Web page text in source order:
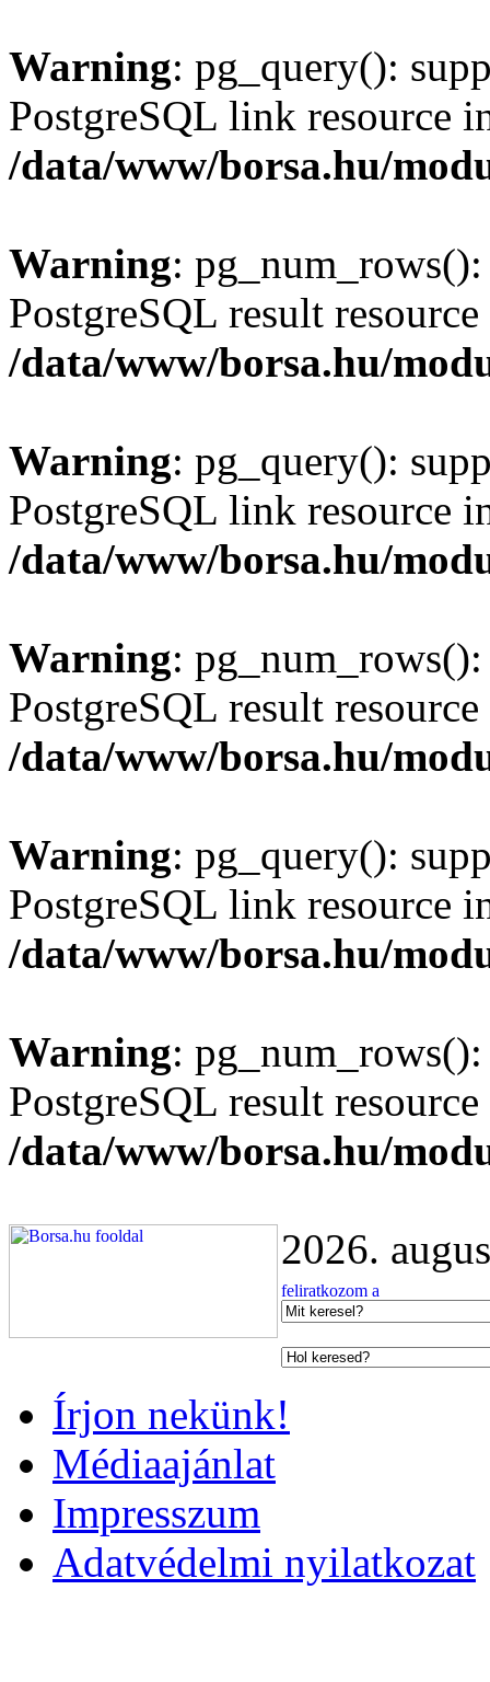
Warning: pg_query():
PostgreSQL link resource
/data/www/borsa.hu/
Warning:
PostgreSQL result
/data/www/borsa.hu/
Warning: pg_query():
PostgreSQL link resource
/data/www/borsa.hu/
Warning:
PostgreSQL result
/data/www/borsa.hu/
Warning: pg_query():
PostgreSQL link resource
/data/www/borsa.hu/
Warning:
PostgreSQL result
/data/www/borsa.hu/
2026.
Írjon nekünk!
Médiaajánlat
Impresszum
Adatvédelmi nyilatkozat